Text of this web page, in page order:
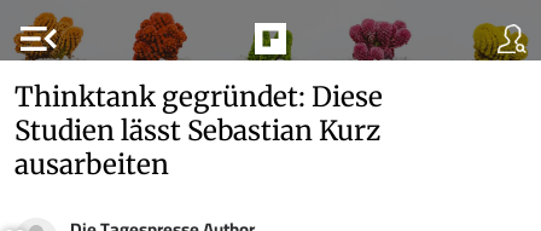
menu_open
Thinktank gegründet: Diese
Studien lässt Sebastian Kurz
ausarbeiten